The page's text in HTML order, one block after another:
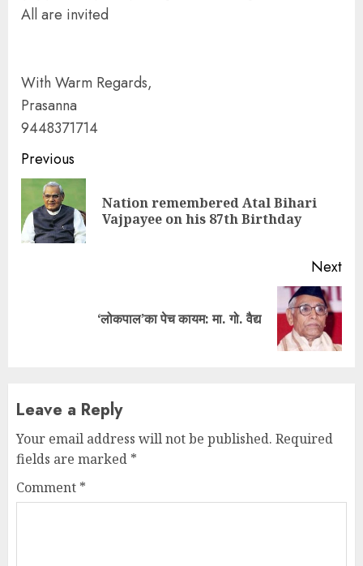
All are invited
With Warm Regards,
Prasanna
9448371714
Continue
Reading
Previous
Nation remembered Atal Bihari
Vajpayee on his 87th Birthday
Next
‘लोकपाल’का पेच कायम: मा. गो. वैद्य
Leave a Reply
Your email address will not be published. Required
fields are marked *
Comment *